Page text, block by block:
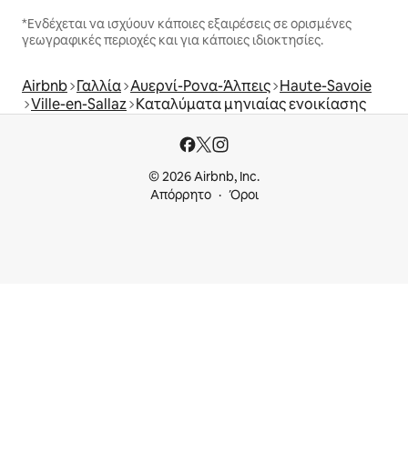
*Ενδέχεται να ισχύουν κάποιες εξαιρέσεις σε ορισμένες
γεωγραφικές περιοχές και για κάποιες ιδιοκτησίες.
Airbnb Γαλλία Αυερνί-Ρονα-Άλπεις Haute-Savoie
Ville-en-Sallaz Καταλύματα μηνιαίας ενοικίασης
© 2026 Airbnb, Inc.
Απόρρητο
Όροι